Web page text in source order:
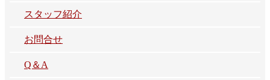
スタッフ紹介
お問合せ
Q＆A